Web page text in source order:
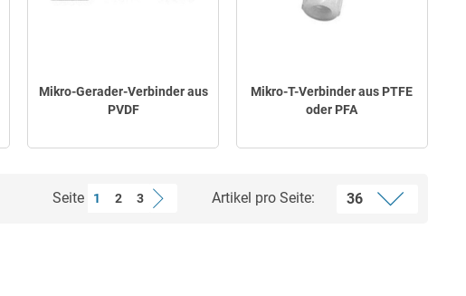
Mikro-Gerader-Verbinder aus
PVDF
Mikro-T-Verbinder aus PTFE
oder PFA
Seite 1 2 3 Artikel pro Seite: